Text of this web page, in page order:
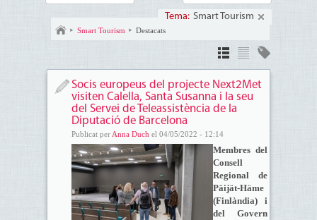
Tema: Smart Tourism
Smart Tourism Destacats
Socis europeus del projecte Next2Met
visiten Calella, Santa Susanna i la seu
del Servei de Teleassistència de la
Diputació de Barcelona
Publicat per Anna Duch el 04/05/2022 - 12:14
Membres del
Consell
Regional de
Päijät-Häme
(Finlàndia) i
del Govern